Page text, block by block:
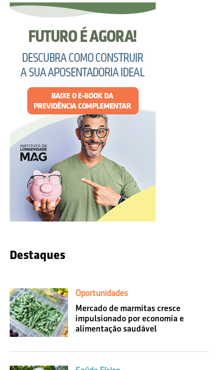
Destaques
Oportunidades
Mercado de marmitas cresce
impulsionado por economia e
alimentação saudável